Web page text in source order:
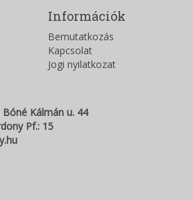
Információk
Bemutatkozás
Kapcsolat
Jogi nyilatkozat
Kálmán u. 44
Pf.: 15